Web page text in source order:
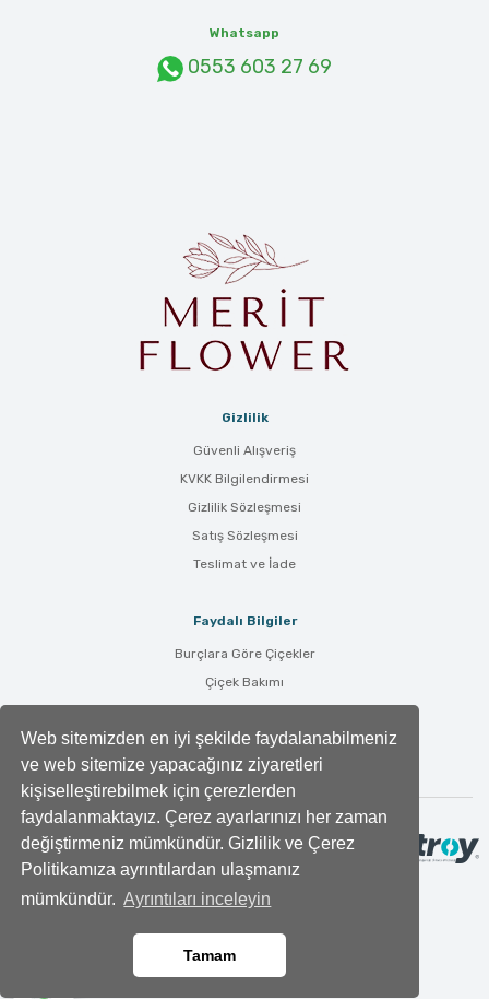
Web sitemizden en iyi şekilde faydalanabilmeniz
ve web sitemize yapacağınız ziyaretleri
kişiselleştirebilmek için çerezlerden
faydalanmaktayız. Çerez ayarlarınızı her zaman
değiştirmeniz mümkündür. Gizlilik ve Çerez
Politikamıza ayrıntılardan ulaşmanız
mümkündür. Ayrıntıları inceleyin
Tamam
Whatsapp
0553 603 27 69
Gizlilik
Güvenli Alışveriş
KVKK Bilgilendirmesi
Gizlilik Sözleşmesi
Satış Sözleşmesi
Teslimat ve İade
Faydalı Bilgiler
Burçlara Göre Çiçekler
Çiçek Bakımı
Çiçek Anlamları
Tüm Blog Yazıları